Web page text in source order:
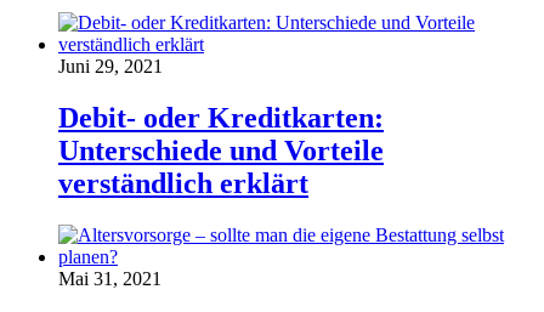
Juni 29, 2021
Debit- oder Kreditkarten:
Unterschiede und Vorteile
verständlich erklärt
Mai 31, 2021